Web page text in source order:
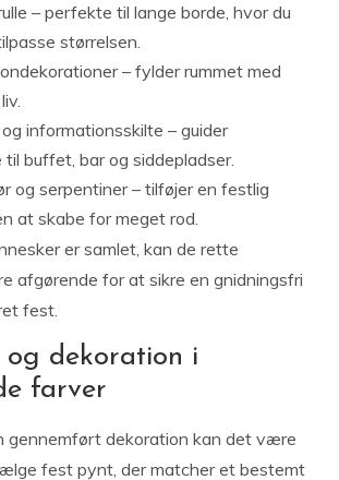
– perfekte til lange borde, hvor du
størrelsen.
– fylder rummet med
informationsskilte – guider
buffet, bar og siddepladser.
og serpentiner – tilføjer en festlig
at skabe for meget rod.
er samlet, kan de rette
afgørende for at sikre en gnidningsfri
fest.
og dekoration i
farver
gennemført dekoration kan det være
fest pynt, der matcher et bestemt